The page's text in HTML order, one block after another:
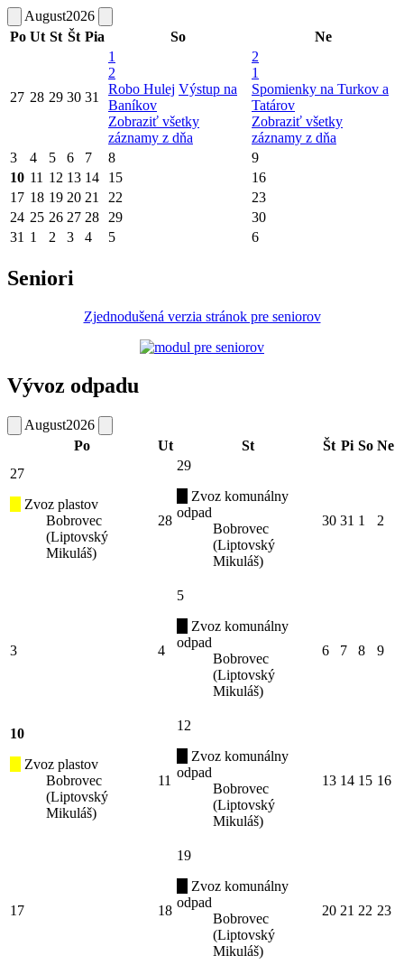
August2026
Po Ut St Št Pia So Ne
27 28 29 30 31
1
2
Robo Hulej Výstup na
Baníkov
Zobraziť všetky
záznamy z dňa
2
1
Spomienky na Turkov a
Tatárov
Zobraziť všetky
záznamy z dňa
3
4 5 6 7 8
9
10 11 12 13 14 15
16
17 18 19 20 21 22
23
24 25 26 27 28 29
30
31 1 2 3 4 5 6
Seniori
Zjednodušená verzia stránok pre seniorov
Vývoz odpadu
August2026
Po
Ut St Št Pi So Ne
27
Zvoz plastov
Bobrovec
(Liptovský
Mikuláš)
28
29
Zvoz komunálny
odpad
Bobrovec
(Liptovský
Mikuláš)
30 31 1 2
3 4
5
Zvoz komunálny
odpad
Bobrovec
(Liptovský
Mikuláš)
6 7 8 9
10
Zvoz plastov
Bobrovec
(Liptovský
Mikuláš)
11
12
Zvoz komunálny
odpad
Bobrovec
(Liptovský
Mikuláš)
13 14 15 16
17 18
19
Zvoz komunálny
odpad
Bobrovec
(Liptovský
Mikuláš)
20 21 22 23